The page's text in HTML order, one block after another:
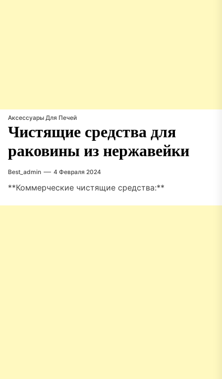
Аксессуары Для Печей
Чистящие средства для
раковины из нержавейки
Best_admin 4 Февраля 2024
**Коммерческие чистящие средства:**